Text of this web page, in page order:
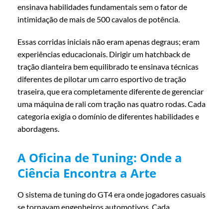
ensinava habilidades fundamentais sem o fator de
intimidação de mais de 500 cavalos de potência.
Essas corridas iniciais não eram apenas degraus; eram
experiências educacionais. Dirigir um hatchback de
tração dianteira bem equilibrado te ensinava técnicas
diferentes de pilotar um carro esportivo de tração
traseira, que era completamente diferente de gerenciar
uma máquina de rali com tração nas quatro rodas. Cada
categoria exigia o domínio de diferentes habilidades e
abordagens.
A Oficina de Tuning: Onde a
Ciência Encontra a Arte
O sistema de tuning do GT4 era onde jogadores casuais
se tornavam engenheiros automotivos. Cada